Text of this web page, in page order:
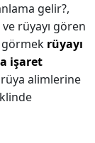
gelir?,
rüyayı gören
görmek rüyayı
işaret
rüya alimlerine